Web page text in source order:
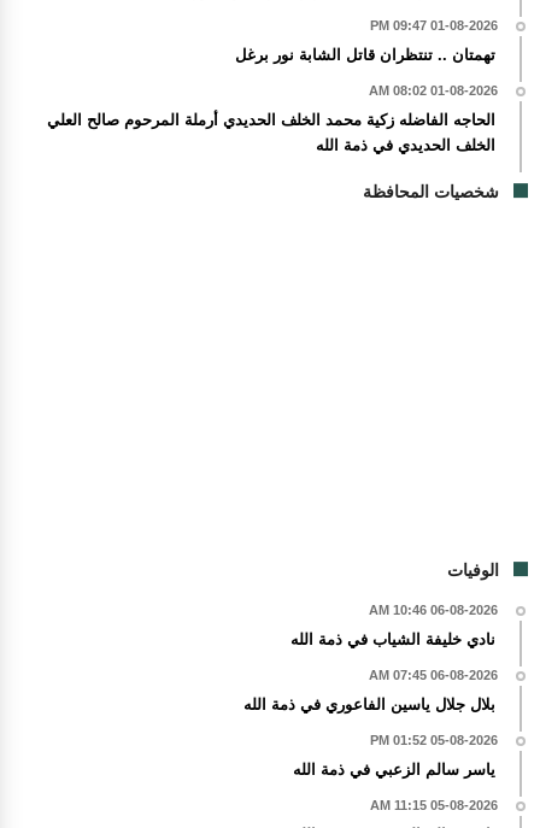
01-08-2026 09:47 PM
تهمتان .. تنتظران قاتل الشابة نور برغل
01-08-2026 08:02 AM
الحاجه الفاضله زكية محمد الخلف الحديدي أرملة المرحوم صالح العلي
الخلف الحديدي في ذمة الله
شخصيات المحافظة
الوفيات
06-08-2026 10:46 AM
نادي خليفة الشياب في ذمة الله
06-08-2026 07:45 AM
بلال جلال ياسين الفاعوري في ذمة الله
05-08-2026 01:52 PM
ياسر سالم الزعبي في ذمة الله
05-08-2026 11:15 AM